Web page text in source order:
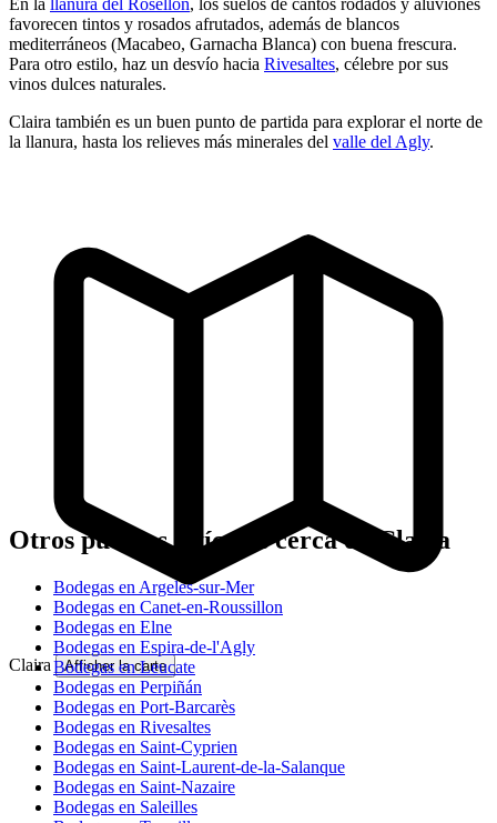
En la llanura del Rosellón, los suelos de cantos rodados y aluviones
favorecen tintos y rosados afrutados, además de blancos
mediterráneos (Macabeo, Garnacha Blanca) con buena frescura.
Para otro estilo, haz un desvío hacia Rivesaltes, célebre por sus
vinos dulces naturales.
Claira también es un buen punto de partida para explorar el norte de
la llanura, hasta los relieves más minerales del valle del Agly.
Claira Afficher la carte
Otros pueblos vitícolas cerca de Claira
Bodegas en Argeles-sur-Mer
Bodegas en Canet-en-Roussillon
Bodegas en Elne
Bodegas en Espira-de-l'Agly
Bodegas en Leucate
Bodegas en Perpiñán
Bodegas en Port-Barcarès
Bodegas en Rivesaltes
Bodegas en Saint-Cyprien
Bodegas en Saint-Laurent-de-la-Salanque
Bodegas en Saint-Nazaire
Bodegas en Saleilles